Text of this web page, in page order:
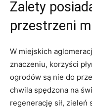
Zalety
przestrzeni
W miejskich​
znaczeniu, ‍korzyści
ogrodów są nie do
chwila spędzona na
regenerację sił,